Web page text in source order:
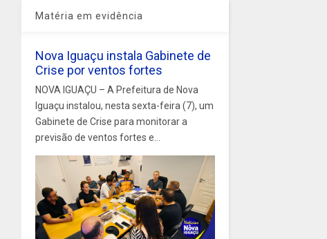
Matéria em evidência
Nova Iguaçu instala Gabinete de
Crise por ventos fortes
NOVA IGUAÇU – A Prefeitura de Nova
Iguaçu instalou, nesta sexta-feira (7), um
Gabinete de Crise para monitorar a
previsão de ventos fortes e...